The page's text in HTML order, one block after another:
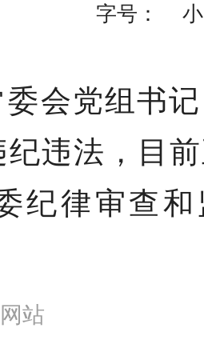
字号： 小
会党组书
违法，目
纪律审查和
站